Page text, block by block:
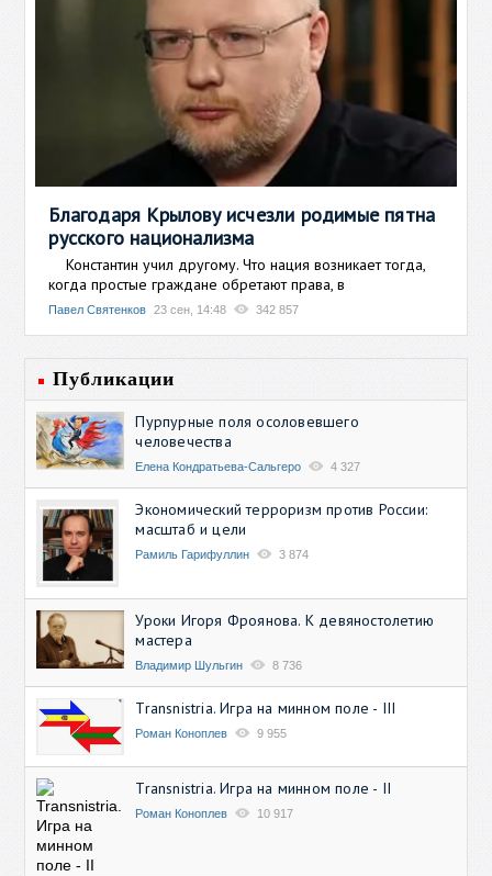
Благодаря Крылову исчезли родимые пятна
русского национализма
Константин учил другому. Что нация возникает тогда,
когда простые граждане обретают права, в
Павел Святенков 23 сен, 14:48 342 857
Публикации
Пурпурные поля осоловевшего
человечества
Елена Кондратьева-Сальгеро 4 327
Экономический терроризм против России:
масштаб и цели
Рамиль Гарифуллин 3 874
Уроки Игоря Фроянова. К девяностолетию
мастера
Владимир Шульгин 8 736
Transnistria. Игра на минном поле - III
Роман Коноплев 9 955
Transnistria. Игра на минном поле - II
Роман Коноплев 10 917